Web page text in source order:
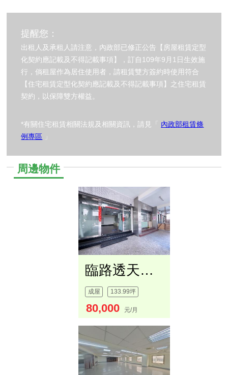
提醒您：
出租人及承租人請注意，內政部已修正公告【房屋租賃定型
化契約應記載及不得記載事項】，訂自109年9月1日生效施
行，倘租屋作為居住使用者，請租賃雙方簽約時使用符合
【住宅租賃定型化契約應記載及不得記載事項】之住宅租賃
契約，以保障雙方權益。
*有關住宅租賃相關法規及相關資訊，請見「 內政部租賃條
例專區 」
周邊物件
臨路透天租整棟
成屋 133.99坪
80,000 元/月